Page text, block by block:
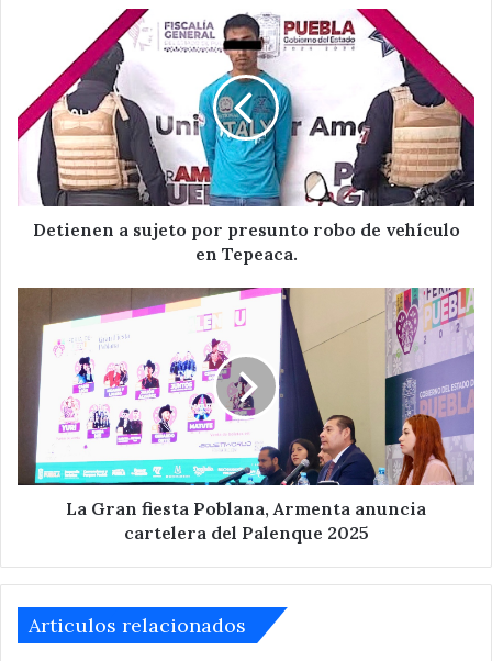
presunto
robo
vehículo
en
Tepeaca.
Detienen a sujeto por presunto robo de vehículo
en Tepeaca.
Gran
fiesta
Poblana,
Armenta
anuncia
cartelera
del
Palenque
La Gran fiesta Poblana, Armenta anuncia
cartelera del Palenque 2025
Articulos relacionados